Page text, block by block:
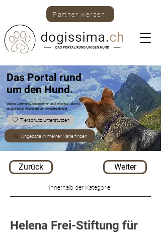
Tierschutz unterstützen
Angebote in meiner Nähe finden
Wissen, Community, Unternehmen und Tierschutz -alles für
ein glückliches Miteinander von Mensch und Hund.
Das Portal rund
um den Hund.
Partner werden
Zurück Weiter
Innerhalb der Kategorie
Helena Frei-Stiftung für